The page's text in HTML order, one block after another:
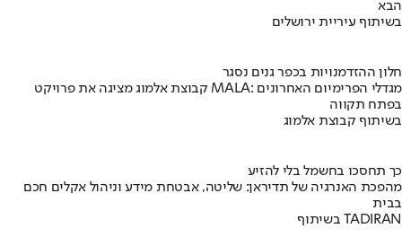
הבא
בשיתוף עיריית ירושלים
חלון ההזדמנויות בכפר גנים נסגר
קבוצת אלמוג מציגה את פרויקט MALA: מגדלי הפרימיום האחרונים
בפתח תקווה
בשיתוף קבוצת אלמוג
כך תחסכו בחשמל בלי להזיע
מהפכת האנרגיה של תדיראן: שליטה, אבטחת מידע וניהול אקלים חכם
בבית
בשיתוף TADIRAN